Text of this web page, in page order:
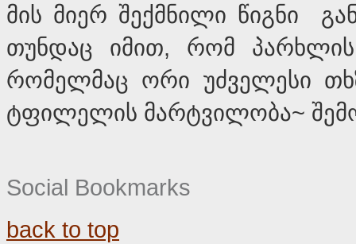
მის მიერ შექმნილი წიგნი
თუნდაც იმით, რომ
რომელმაც ორი უძველესი
ტფილელის მარტვილობა~
Social Bookmarks
back to top